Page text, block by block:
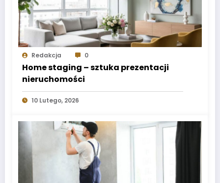
Redakcja 0
Home staging – sztuka prezentacji
nieruchomości
10 Lutego, 2026